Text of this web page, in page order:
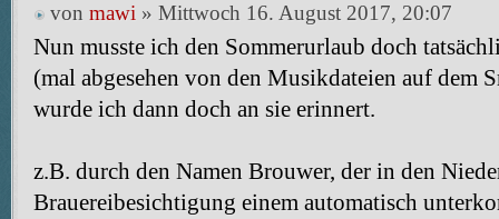
von mawi » Mittwoch 16. August 2017, 20:07
Nun musste ich den Sommerurlaub doch
(mal abgesehen von den Musikdateien auf dem
wurde ich dann doch an sie erinnert.
z.B. durch den Namen Brouwer, der in den
Brauereibesichtigung einem automatisch